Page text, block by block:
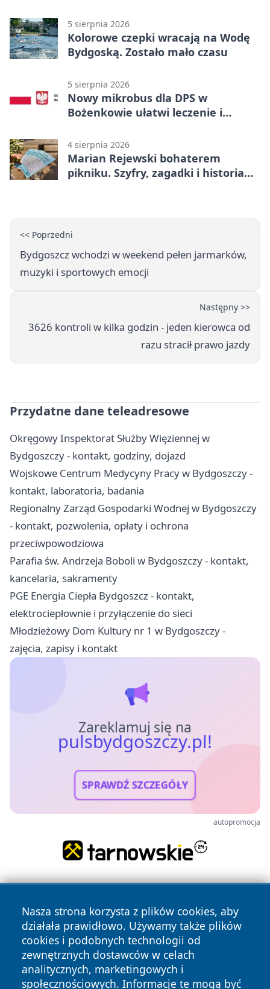
5 sierpnia 2026
Kolorowe czepki wracają na Wodę
Bydgoską. Zostało mało czasu
5 sierpnia 2026
Nowy mikrobus dla DPS w
Bożenkowie ułatwi leczenie i
4 sierpnia 2026
Marian Rejewski bohaterem
pikniku. Szyfry, zagadki i historia
<< Poprzedni
Bydgoszcz wchodzi w weekend pełen jarmarków,
muzyki i sportowych emocji
Następny >>
3626 kontroli w kilka godzin - jeden kierowca od
razu stracił prawo jazdy
Przydatne dane teleadresowe
Okręgowy Inspektorat Służby Więziennej w
Bydgoszczy - kontakt, godziny, dojazd
Wojskowe Centrum Medycyny Pracy w Bydgoszczy -
kontakt, laboratoria, badania
Regionalny Zarząd Gospodarki Wodnej w Bydgoszczy
- kontakt, pozwolenia, opłaty i ochrona
przeciwpowodziowa
Parafia św. Andrzeja Boboli w Bydgoszczy - kontakt,
kancelaria, sakramenty
PGE Energia Ciepła Bydgoszcz - kontakt,
elektrociepłownie i przyłączenie do sieci
Młodzieżowy Dom Kultury nr 1 w Bydgoszczy -
zajęcia, zapisy i kontakt
Zareklamuj się na
pulsbydgoszczy.pl!
SPRAWDŹ SZCZEGÓŁY
autopromocja
Nasza strona korzysta z plików cookies, aby
działała prawidłowo. Używamy także plików
cookies i podobnych technologii od
zewnętrznych dostawców w celach
analitycznych, marketingowych i
społecznościowych. Informacje te mogą być
Copyright © 2026 pulsbydgoszczy.pl Wszystkie prawa
zastrzeżone.